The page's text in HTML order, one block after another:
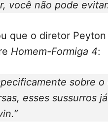
você não pode
que o diretor
Homem-Formiga 4:
sobre
esses sussurros